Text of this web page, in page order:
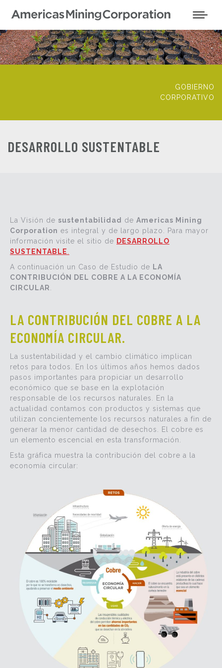
GOBIERNO
CORPORATIVO
DESARROLLO SUSTENTABLE
La Visión de sustentabilidad de Americas Mining
Corporation es integral y de largo plazo. Para mayor
información visite el sitio de DESARROLLO
SUSTENTABLE
A continuación un Caso de Estudio de LA
CONTRIBUCIÓN DEL COBRE A LA ECONOMÍA
CIRCULAR
LA CONTRIBUCIÓN DEL COBRE A LA
ECONOMÍA CIRCULAR.
La sustentabilidad y el cambio climático implican
retos para todos. En los últimos años hemos dados
pasos importantes para propiciar un desarrollo
económico que se base en la explotación
responsable de los recursos naturales. En la
actualidad contamos con productos y sistemas que
utilizan concientemente los recursos naturales a fin de
generar la menor cantidad de desechos. El cobre es
un elemento escencial en esta transformación.
Esta gráfica muestra la contribución del cobre a la
economía circular: